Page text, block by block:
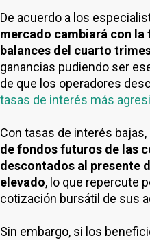
De acuerdo a los
mercado cambiará con la
balances del cuarto
ganancias pudiendo ser
de que los operadores
tasas de interés más
Con tasas de interés bajas,
de fondos futuros de las
descontados al presente
elevado, lo que repercute
cotización bursátil de sus
Sin embargo, si los